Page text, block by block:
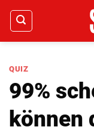
Zum
Inhalt
springen
QUIZ
99%
können